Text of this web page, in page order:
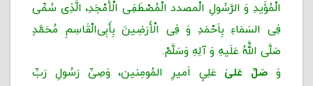
الْمُؤَیدِ وَ الرَّسُولِ الْمصدد الْمُصْطَفِی الْأَمْجَدِ، الَّذِی سُمِّی
فِی السَمَاءِ بِاَحْمَدِ وَ فِی الْأَرَضِینَ بِأَبِی‌الْقَاسِمِ مُحَمَّدٍ
صَلَّى اللَّهُ عَلَیهِ وَ آلِهِ وَسَلَّمْ.
وَ صَلِّ عَلیٰ عَلِیٍ اَمیرِ المُومِنین، وَصِیِّ رَسُولِ رَبِّ